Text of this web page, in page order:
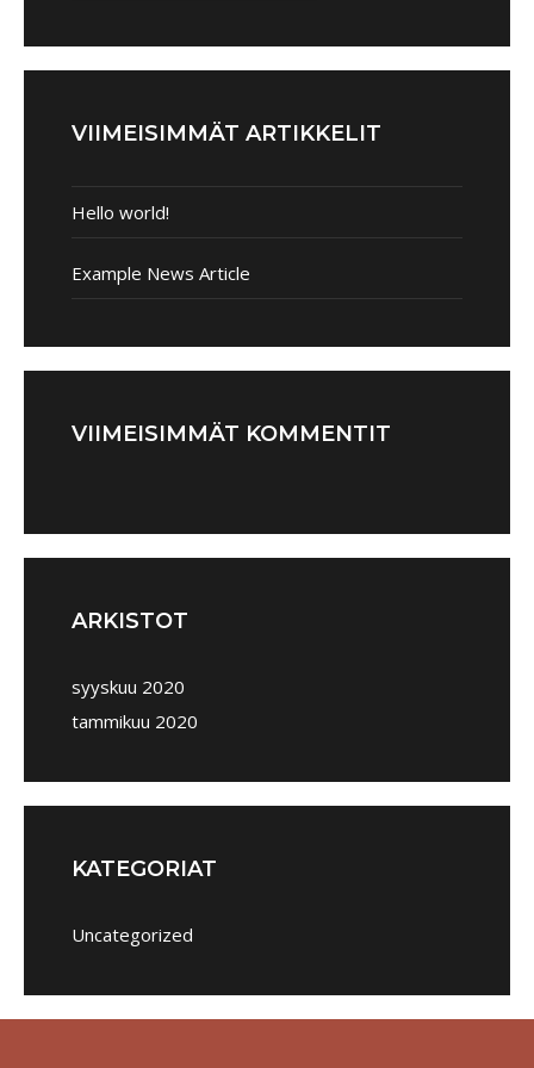
VIIMEISIMMÄT ARTIKKELIT
Hello world!
Example News Article
VIIMEISIMMÄT KOMMENTIT
ARKISTOT
syyskuu 2020
tammikuu 2020
KATEGORIAT
Uncategorized